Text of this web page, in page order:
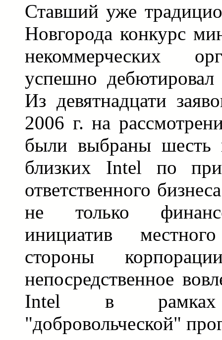
Ставший уже
Новгорода конкурс
некоммерческих
успешно
Из девятнадцати
2006 г. на
были выбраны шесть
близких Intel по
ответственного
не только
инициатив
стороны
непосредственное
Intel в рамках
"добровольческой"